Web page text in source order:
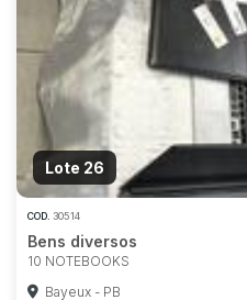
Lote 26
COD. 30514
Bens diversos
10 NOTEBOOKS
Bayeux - PB